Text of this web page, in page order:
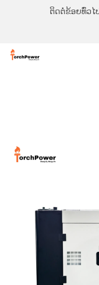
ຕິດຕໍ່ຂ້ອຍທົ່ວໄ